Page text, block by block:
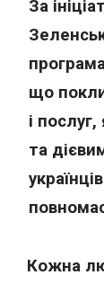
За
що
і
та
Кожна